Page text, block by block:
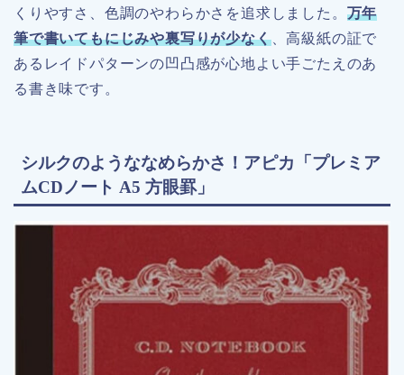
くりやすさ、色調のやわらかさを追求しました。 万年
筆で書いてもにじみや裏写りが少なく、高級紙の証で
あるレイドパターンの凹凸感が心地よい手ごたえのあ
る書き味です。
シルクのようななめらかさ！アピカ「プレミア
ムCDノート A5 方眼罫」